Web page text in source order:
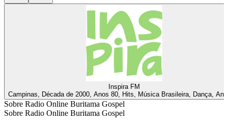
Inspira FM
Campinas, Década de 2000, Anos 80, Hits, Música Brasileira, Dança,
Sobre Radio Online Buritama Gospel
Sobre Radio Online Buritama Gospel